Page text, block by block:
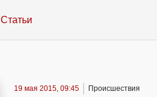
Статьи
19 мая 2015, 09:45 Происшествия